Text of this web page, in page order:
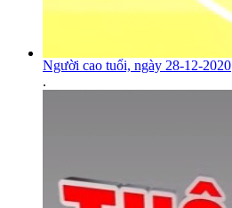
Người cao tuổi, ngày 28-12-2020
.